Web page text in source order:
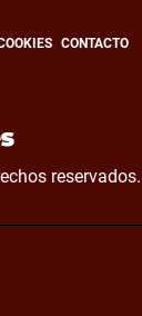
CONTACTO
reservados.